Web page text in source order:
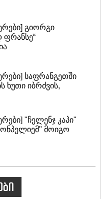
გიორგი
ფრანსე“
საფრანგეთში
ხუთი იბრძვის,
"ჩელენჯ კაპი"
მოიგო